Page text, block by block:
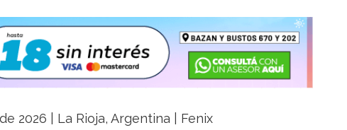
2026 | La Rioja, Argentina | Fenix